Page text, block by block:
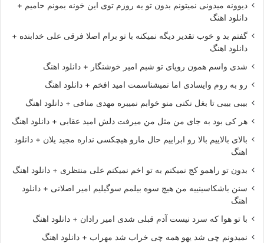
دیوونه میدونی نمیتونم بدون تو یه روزم توی این خونه بمونم حامیم +
دانلود اهنگ
گفتم بد و خوب تقدیر دیگه نمیکنه با تو برام اصلا فرقی علی خدابنده +
دانلود اهنگ
شدی واسم همون رویای تو شبم امیر خوشنگار + دانلود اهنگ
رو به روم وایسادی اما نمیشناسمت امید افخم + دانلود اهنگ
بیبی بیبی تا بغل نکنی منو خوابم نمیبره مهدی منافی + دانلود اهنگ
هر کی بود به جای من مثل من میرفت دلش امید عقابی + دانلود اهنگ
بالای بالاییم بالا رو ابراییم حال مارو هیچکسی نداره مجید یلان + دانلود
اهنگ
بدون تو راهمو کج نمیکنم به تو اخم نمیکنم علی منتظری + دانلود اهنگ
سنن باشکاسینییه من هیچ سوه بیلمم سوگیلیم امیر اصلانی + دانلود
اهنگ
با تو هوا که سرد نیست آدم قبلی شدی امیر رادان + دانلود اهنگ
نمیدونم چی شد یهو همه چی خراب شد مهراب + دانلود اهنگ